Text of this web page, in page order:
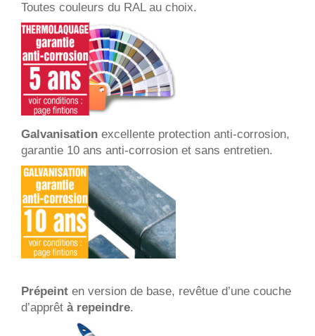
Toutes couleurs du RAL au choix.
Galvanisation excellente protection anti-corrosion,
garantie 10 ans anti-corrosion et sans entretien.
Prépeint en version de base, revêtue d’une couche
d’apprêt à repeindre.